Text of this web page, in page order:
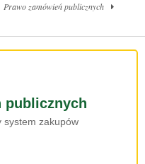
Prawo zamówień publicznych
publicznych
system zakupów